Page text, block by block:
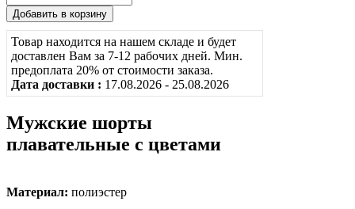
Товар находится на нашем складе и будет
доставлен Вам за 7-12 рабочих дней. Мин.
предоплата 20% от стоимости заказа.
Дата доставки : 17.08.2026 - 25.08.2026
Мужские шорты
плавательные с цветами
Материал: полиэстер